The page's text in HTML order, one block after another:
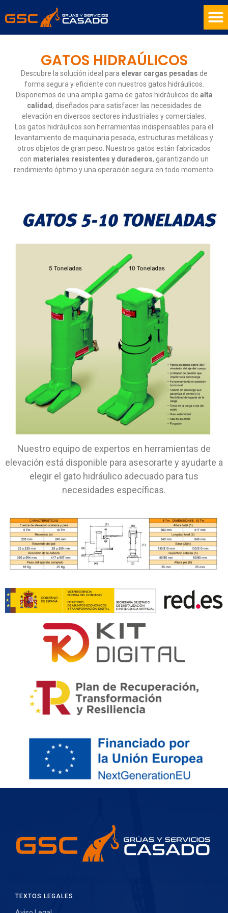
GATOS HIDRAÚLICOS
Descubre la solución ideal para elevar cargas pesadas de
forma segura y eficiente con nuestros gatos hidráulicos.
Disponemos de una amplia gama de gatos hidráulicos de alta
calidad, diseñados para satisfacer las necesidades de
elevación en diversos sectores industriales y comerciales.
Los gatos hidráulicos son herramientas indispensables para el
levantamiento de maquinaria pesada, estructuras metálicas y
otros objetos de gran peso. Nuestros gatos están fabricados
con materiales resistentes y duraderos, garantizando un
rendimiento óptimo y una operación segura en todo momento.
Nuestro equipo de expertos en herramientas de
elevación está disponible para asesorarte y ayudarte a
elegir el gato hidráulico adecuado para tus
necesidades específicas.
TEXTOS LEGALES